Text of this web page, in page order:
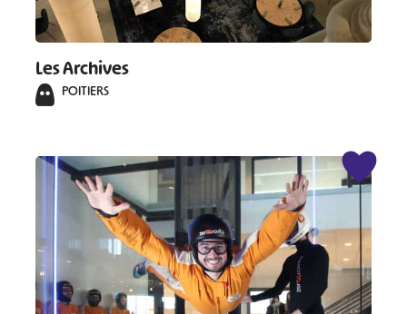
Les Archives
POITIERS
# # #
#
#